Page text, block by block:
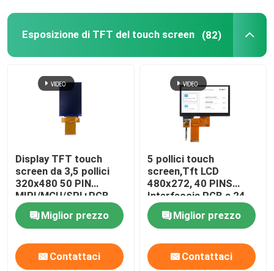
Esposizione di UART TFT
Esposizione di PMOLED
esposizione del epaper
Visualizzatore digitale del LED
Pannello di tocco capacitivo
Esposizione di TFT del touch screen (82)
Display TFT touch
screen da 3,5 pollici
320x480 50 PIN
MIPI/MCU/SPI+RGB
Miglior prezzo
Contattaci
5 pollici touch
screen,Tft LCD
480x272, 40 PINS
Interfaccia RGB a 24
bit 350 CD/M2
Miglior prezzo
Contattaci